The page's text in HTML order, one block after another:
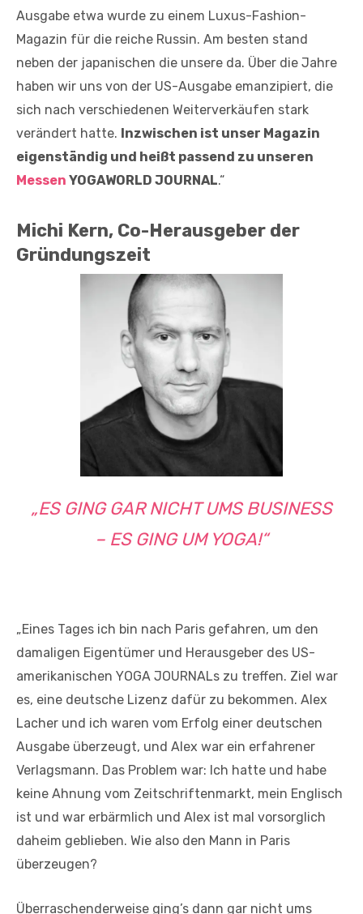
Ausgabe etwa wurde zu einem Luxus-Fashion-
Magazin für die reiche Russin. Am besten stand
neben der japanischen die unsere da. Über die Jahre
haben wir uns von der US-Ausgabe emanzipiert, die
sich nach verschiedenen Weiterverkäufen stark
verändert hatte. Inzwischen ist unser Magazin
eigenständig und heißt passend zu unseren
Messen YOGAWORLD JOURNAL.“
Michi Kern, Co-Herausgeber der
Gründungszeit
„ES GING GAR NICHT UMS BUSINESS
– ES GING UM YOGA!“
„Eines Tages ich bin nach Paris gefahren, um den
damaligen Eigentümer und Herausgeber des US-
amerikanischen YOGA JOURNALs zu treffen. Ziel war
es, eine deutsche Lizenz dafür zu bekommen. Alex
Lacher und ich waren vom Erfolg einer deutschen
Ausgabe überzeugt, und Alex war ein erfahrener
Verlagsmann. Das Problem war: Ich hatte und habe
keine Ahnung vom Zeitschriftenmarkt, mein Englisch
ist und war erbärmlich und Alex ist mal vorsorglich
daheim geblieben. Wie also den Mann in Paris
überzeugen?
Überraschenderweise ging’s dann gar nicht ums